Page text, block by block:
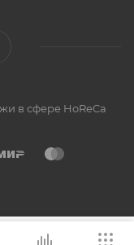
в сфере HoReCa